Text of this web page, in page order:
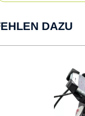
DAZU